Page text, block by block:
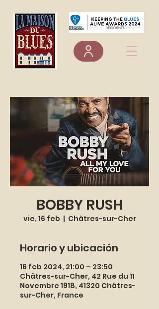
BOBBY RUSH
vie, 16 feb
  |
Châtres-sur-Cher
Horario y ubicación
16 feb 2024, 21:00 – 23:50
Châtres-sur-Cher, 42 Rue du 11
Novembre 1918, 41320 Châtres-
sur-Cher, France